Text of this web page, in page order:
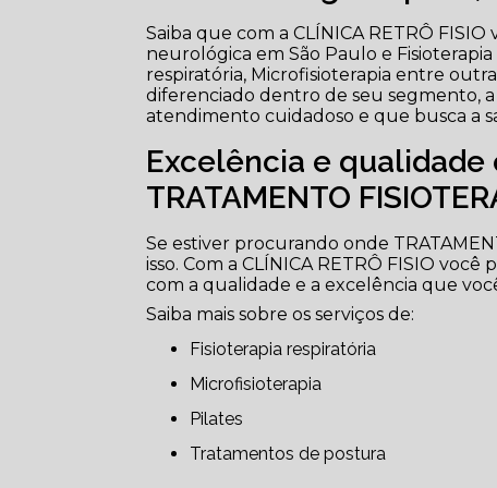
Saiba que com a CLÍNICA RETRÔ
neurológica em São Paulo e
respiratória, Microfisioterapia entre
diferenciado dentro de seu segmento,
atendimento cuidadoso e que busca a
Excelência e
TRATAMENTO
Se estiver procurando onde
isso. Com a CLÍNICA RETRÔ FISIO
com a qualidade e a excelência que
Saiba mais sobre os serviços de:
Fisioterapia respiratória
Microfisioterapia
Pilates
Tratamentos de postura